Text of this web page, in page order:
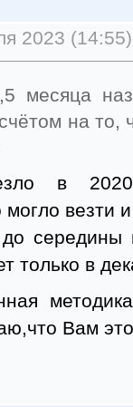
2023 (14:55)
месяца
на то,
в
везти
до
только в
Вам